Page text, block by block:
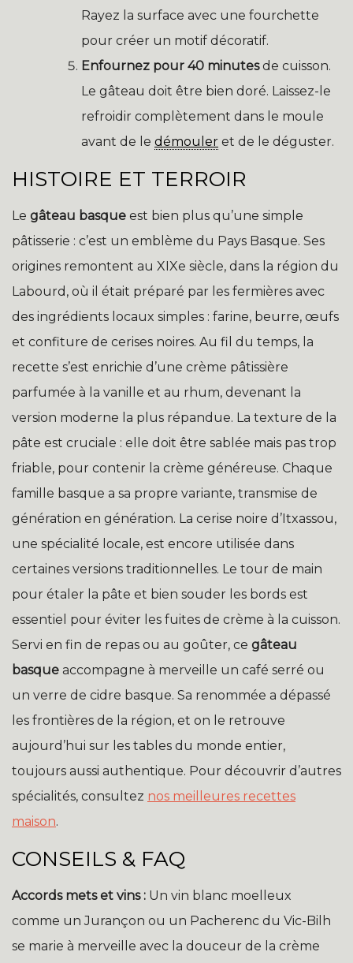
Rayez la surface avec une fourchette
pour créer un motif décoratif.
Enfournez pour 40 minutesde cuisson.
Le gâteau doit être bien doré. Laissez-le
refroidir complètement dans le moule
avant de le démouler et de le déguster.
HISTOIRE ET TERROIR
Le gâteau basque est bien plus qu’une simple
pâtisserie : c’est un emblème du Pays Basque. Ses
origines remontent au XIXe siècle, dans la région du
Labourd, où il était préparé par les fermières avec
des ingrédients locaux simples : farine, beurre, œufs
et confiture de cerises noires. Au fil du temps, la
recette s’est enrichie d’une crème pâtissière
parfumée à la vanille et au rhum, devenant la
version moderne la plus répandue. La texture de la
pâte est cruciale : elle doit être sablée mais pas trop
friable, pour contenir la crème généreuse. Chaque
famille basque a sa propre variante, transmise de
génération en génération. La cerise noire d’Itxassou,
une spécialité locale, est encore utilisée dans
certaines versions traditionnelles. Le tour de main
pour étaler la pâte et bien souder les bords est
essentiel pour éviter les fuites de crème à la cuisson.
Servi en fin de repas ou au goûter, ce gâteau
basque accompagne à merveille un café serré ou
un verre de cidre basque. Sa renommée a dépassé
les frontières de la région, et on le retrouve
aujourd’hui sur les tables du monde entier,
toujours aussi authentique. Pour découvrir d’autres
spécialités, consultez nos meilleures recettes
maison.
CONSEILS & FAQ
Accords mets et vins : Un vin blanc moelleux
comme un Jurançon ou un Pacherenc du Vic-Bilh
se marie à merveille avec la douceur de la crème